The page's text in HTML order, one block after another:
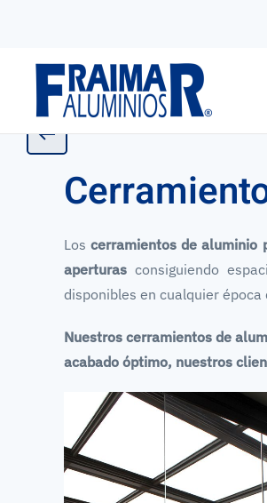
Loscerramientos de aluminio
aperturas consiguiendo
disponibles en cualquier época
Nuestros cerramientos de
acabado óptimo, nuestros